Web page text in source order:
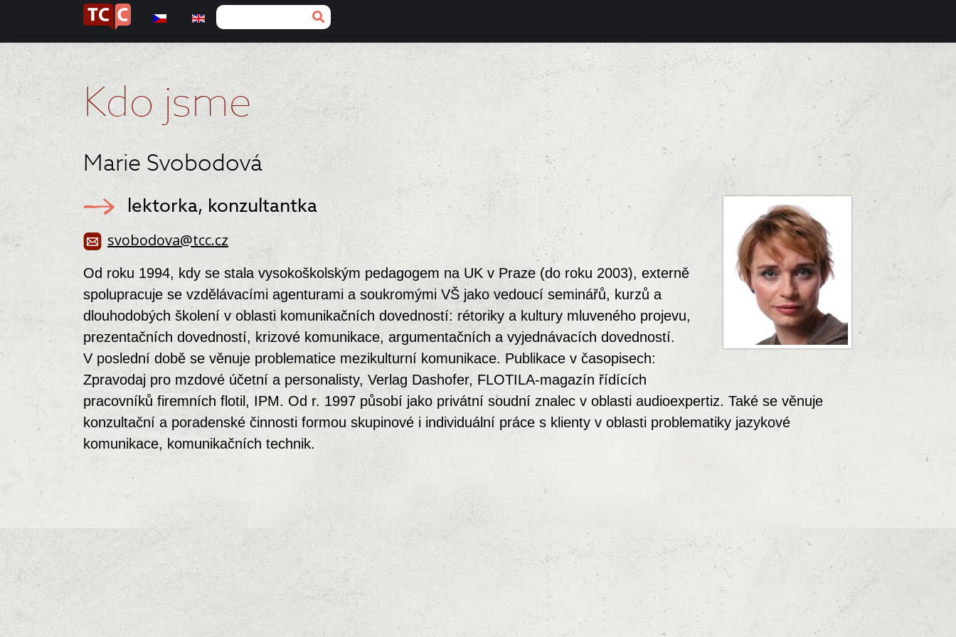
Kdo jsme
Marie Svobodová
lektorka, konzultantka
svobodova@tcc.cz
Od roku 1994, kdy se stala vysokoškolským pedagogem na UK v Praze (do roku 2003), externě
spolupracuje se vzdělávacími agenturami a soukromými VŠ jako vedoucí seminářů, kurzů a
dlouhodobých školení v oblasti komunikačních dovedností: rétoriky a kultury mluveného projevu,
prezentačních dovedností, krizové komunikace, argumentačních a vyjednávacích dovedností.
V poslední době se věnuje problematice mezikulturní komunikace. Publikace v časopisech:
Zpravodaj pro mzdové účetní a personalisty, Verlag Dashofer, FLOTILA-magazín řídících
pracovníků firemních flotil, IPM. Od r. 1997 působí jako privátní soudní znalec v oblasti audioexpertiz. Také se věnuje
konzultační a poradenské činnosti formou skupinové i individuální práce s klienty v oblasti problematiky jazykové
komunikace, komunikačních technik.